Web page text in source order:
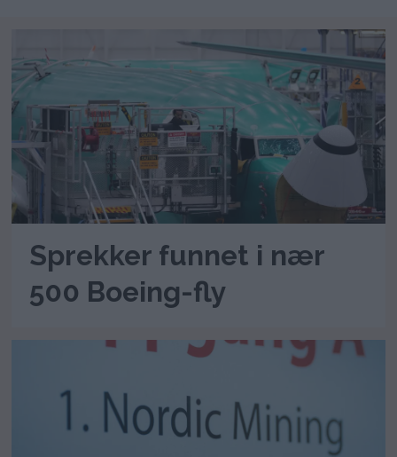
Sprekker funnet i nær
500 Boeing-fly